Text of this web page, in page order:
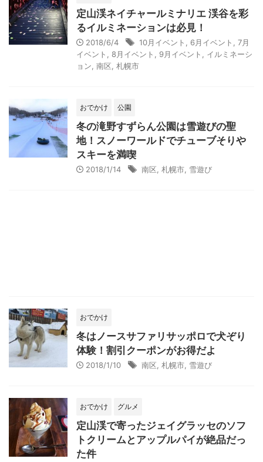
定山渓ネイチャールミナリエ 渓谷を彩
るイルミネーションは必見！
2018/6/4 10月イベント 6月イベント
7月
イベント
8月イベント 9月イベント
イルミネーシ
ョン 南区 札幌市
おでかけ 公園
冬の滝野すずらん公園は雪遊びの聖
地！スノーワールドでチューブそりや
スキーを満喫
2018/1/14 南区 札幌市 雪遊び
おでかけ
冬はノースサファリサッポロで犬ぞり
体験！割引クーポンがお得だよ
2018/1/10 南区 札幌市 雪遊び
おでかけ グルメ
定山渓で寄ったジェイグラッセのソフ
トクリームとアップルパイが絶品だっ
た件